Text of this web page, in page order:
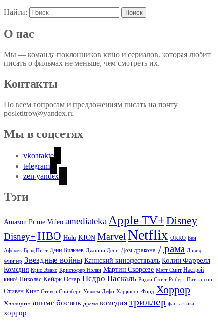
Найти:
О нас
Мы — команда поклонников кино и сериалов, которая любит
писать о фильмах не меньше, чем смотреть их.
Контакты
По всем вопросам и предложениям писать на почту
posletitrov@yandex.ru
Мы в соцсетях
vkontakte
telegram
zen-yandex
Тэги
Amazon Prime Video amediateka Apple TV+ Disney
Disney+ HBO Hulu KION Marvel Netflix OKKO Бен
Аффлек Брэд Питт Дени Вильнев Джонни Депп Дом дракона Драма Дэвид
Финчер Звездные войны Каннский кинофестиваль Колин Фаррелл
Комедия Крис Эванс Кристофер Нолан Мартин Скорсезе Мэтт Смит Настрой
кино! Николас Кейдж Оскар Педро Паскаль Ридли Скотт Роберт Паттинсон
Стивен Кинг Стивен Спилберг Уиллем Дефо Харрисон Форд Хоррор
Хэллоуин аниме боевик драма комедия триллер фантастика
хоррор